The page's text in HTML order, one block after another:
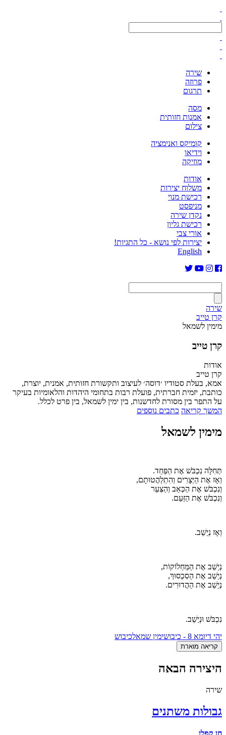
שירה
פרוזה
תרגום
מסה
אמנות חזותית
צילום
קומיקס ואנימציה
וידיאו
מוזיקה
אודות
משלוח יצירות
רכישת מנוי
מניפסט
נקדן שירה
רכישת גליון
אורי צבי
יצירות לפי נושא - כל התגיות!
English
שירה
קרן טייב
מימין לשמאל
קרן טייב
אודות
קרן טייב
אמא, בעלת סטודיו ׳דוסה׳ לעיצוב ותקשורת חזותית, אמנית, יוצרת,
כותבת, יזמית חברתית, פועלת רבות בתחומי היהדות והלאומיות בעיקר
על התפר בין מסורת לחדשנות, בין ימין לשמאל, בין פרט לכלל.
המשך קריאה כתבים נוספים
מימין לשמאל
תְּחִלָּה נִכְבֹּשׁ אֶת הַפַּחַד.
וְאָז אֶת הַיְּצָרִים וְהִתְלַהֲטוּתָם,
וְנִכְבֹּשׁ אֶת הַכְּאֵב וְהַצַּעַר
וְנִכְבֹּשׁ אֶת הַזַּעַם.
וְאָז נְיַשֵׁב.
נְיַשֵׁב אֶת הַמַּחְלוֹקוֹת,
נְיַשֵׁב אֶת הַסִכְסוּךְ,
נְיַשֵׁב אֶת הַהֲדוּרִים.
נִכְבֹּשׁ וּנְיַשֵׁב.
יהי דיומא 8 - כיבוש
ימין שמאלכיבוש
קריאה מוארת
היצירה הבאה
שירה
גבולות משתנים